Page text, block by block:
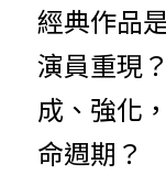
經典作品
演員重現
成、強化
命週期？